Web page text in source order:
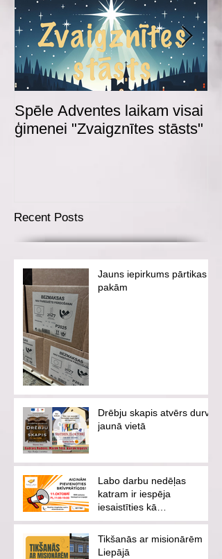
Spēle Adventes laikam visai
ģimenei "Zvaigznītes stāsts"
Recent Posts
Jauns iepirkums pārtikas
pakām
Drēbju skapis atvērs durvis
jaunā vietā
Labo darbu nedēļas
katram ir iespēja
iesaistīties kā
brīvprātīgajam vai
ziedotājam
Tikšanās ar misionārēm
Liepājā